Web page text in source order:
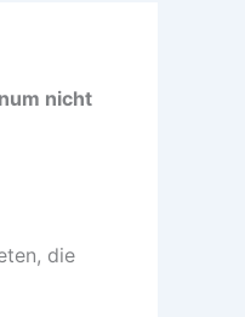
nicht
die